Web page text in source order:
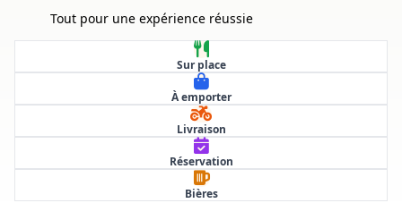
Tout pour une expérience réussie
Sur place
À emporter
Livraison
Réservation
Bières